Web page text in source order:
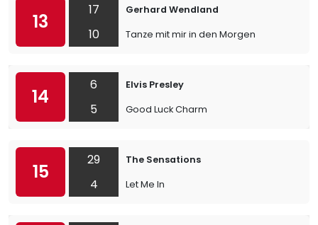
13
17
10
Gerhard Wendland
Tanze mit mir in den Morgen
14
6
5
Elvis Presley
Good Luck Charm
15
29
4
The Sensations
Let Me In